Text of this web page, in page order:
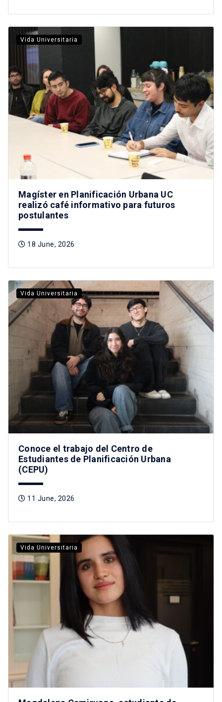
Vida Universitaria
Magíster en Planificación Urbana UC
realizó café informativo para futuros
postulantes
18 June, 2026
Vida Universitaria
Conoce el trabajo del Centro de
Estudiantes de Planificación Urbana
(CEPU)
11 June, 2026
Vida Universitaria